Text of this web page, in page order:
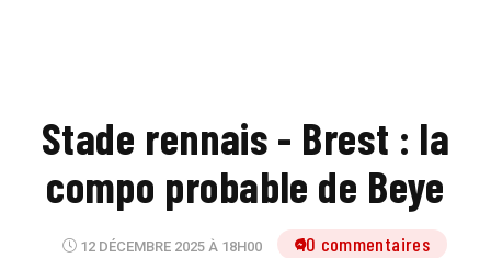
Stade rennais - Brest : la
compo probable de Beye
12 DÉCEMBRE 2025 À 18H00 10 commentaires